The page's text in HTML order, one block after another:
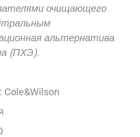
очищающего
альтернатива
(ПХЭ).
Cole&Wilson